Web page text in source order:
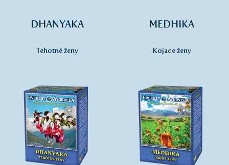
DHANYAKA
Tehotné ženy
MEDHIKA
Kojace ženy